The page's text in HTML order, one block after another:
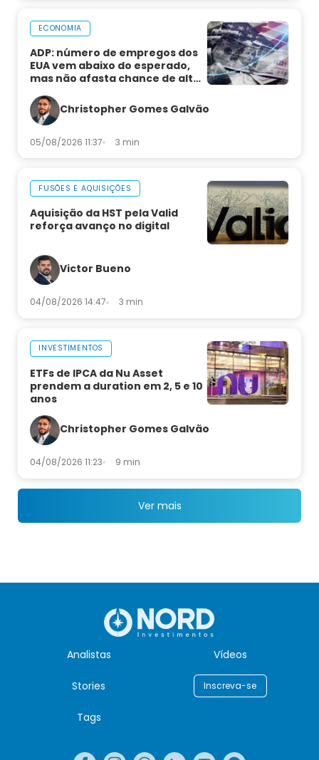
ECONOMIA
ADP: número de empregos dos
EUA vem abaixo do esperado,
mas não afasta chance de alta
Christopher Gomes Galvão
05/08/2026 11:37 3 min
FUSÕES E AQUISIÇÕES
Aquisição da HST pela Valid
reforça avanço no digital
Victor Bueno
04/08/2026 14:47 3 min
INVESTIMENTOS
ETFs de IPCA da Nu Asset
prendem a duration em 2, 5 e 10
anos
Christopher Gomes Galvão
04/08/2026 11:23 9 min
Ver mais
Analistas Vídeos
Stories Inscreva-se
Tags